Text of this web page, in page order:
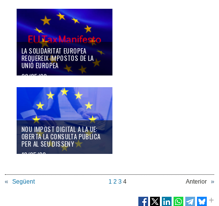
BARBADOS
22/02/21
LA SOLIDARITAT EUROPEA
REQUEREIX IMPOSTOS DE LA
UNIÓ EUROPEA
20/05/20
NOU IMPOST DIGITAL A LA UE:
OBERTA LA CONSULTA PUBLICA
PER AL SEU DISSENY
10/05/20
Següent Anterior
1 2 3 4